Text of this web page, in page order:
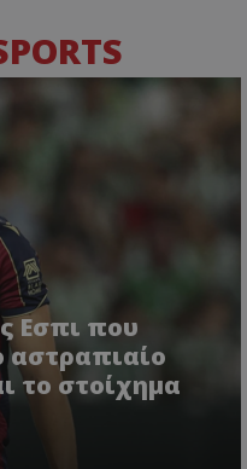
Εσπι που
αστραπιαίο
το στοίχημα